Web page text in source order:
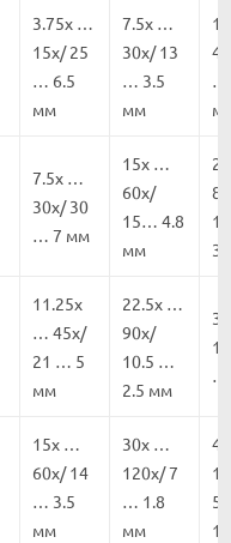
3.75x …
15x/ 25
… 6.5
мм
7.5x …
30x/ 13
… 3.5
мм
…
7.5x …
30x/ 30
… 7 мм
15x …
60x/
15… 4.8
мм
3
11.25x
… 45x/
21 … 5
мм
22.5x …
90x/
10.5 …
2.5 мм
…
15x …
60x/ 14
… 3.5
мм
30x …
120x/ 7
… 1.8
мм